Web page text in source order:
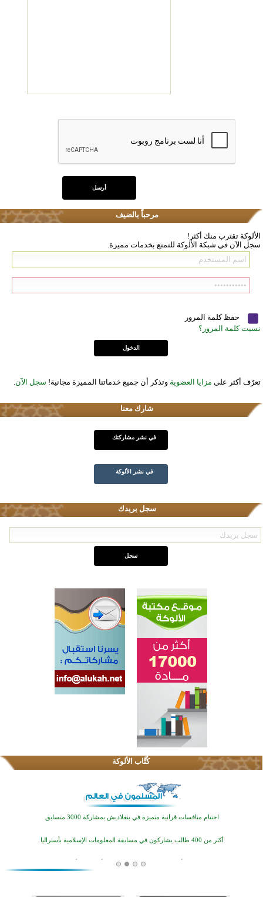
مرحباً بالضيف
الألوكة تقترب منك أكثر!
سجل الآن في شبكة الألوكة للتمتع بخدمات مميزة.
حفظ كلمة المرور
نسيت كلمة المرور؟
تعرّف أكثر على مزايا العضوية وتذكر أن جميع خدماتنا المميزة مجانية! سجل الآن
شارك معنا
في نشر مشاركتك
في نشر الألوكة
سجل بريدك
كُتَّاب الألوكة
اختتام الدورة التاسعة لمسابقة حفظ وتلاوة القرآن الكريم في أزناكاييف
تيسليتش تختتم برنامجا تعليميا لتعزيز القيم وبناء الشخصية للشباب المسلمين
أكبر مشروع إسلامي في ريف أستراليا يفتتح أبوابه بعد سنوات من العمل والعطاء